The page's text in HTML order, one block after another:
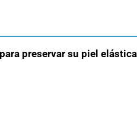
preservar su piel